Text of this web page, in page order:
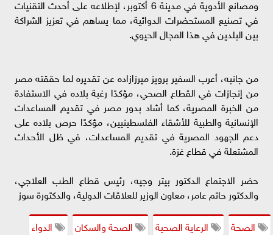
ومصانع الأدوية في مدينة 6 أكتوبر، لإطلاعه على أحدث التقنيات
في تصنيع المستحضرات الدوائية، مما يساهم في تعزيز الشراكة
بين البلدين في هذا المجال الحيوي.
من جانبه، أعرب السفير برويز ميرزازاده عن تقديره لما حققته مصر
من إنجازات في القطاع الصحي، مؤكدًا رغبة بلاده في الاستفادة
من الخبرة المصرية، كما أشاد بدور مصر في تقديم المساعدات
الإنسانية والطبية للأشقاء الفلسطينيين، مؤكدًا حرص بلاده على
دعم الجهود المصرية في تقديم المساعدات، في ظل الأحداث
المشتعلة في قطاع غزة.
حضر الاجتماع الدكتور بيتر وجيه، رئيس قطاع الطب العلاجي،
والدكتور حاتم عامر، معاون الوزير للعلاقات الدولية، والدكتورة سوز
الصحة
الرعاية الصحية الصحة والسكان الدواء